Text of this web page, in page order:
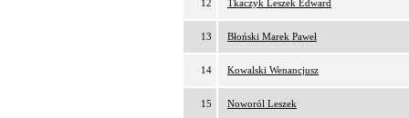
12 Tkaczyk Leszek Edward
13 Błoński Marek Paweł
14 Kowalski Wenancjusz
15 Noworól Leszek